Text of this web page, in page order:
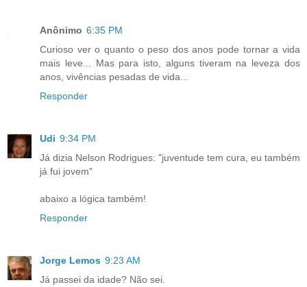
Anônimo 6:35 PM
Curioso ver o quanto o peso dos anos pode tornar a vida
mais leve... Mas para isto, alguns tiveram na leveza dos
anos, vivências pesadas de vida...
Responder
Udi 9:34 PM
Já dizia Nelson Rodrigues: "juventude tem cura, eu também
já fui jovem"
abaixo a lógica também!
Responder
Jorge Lemos 9:23 AM
Já passei da idade? Não sei.